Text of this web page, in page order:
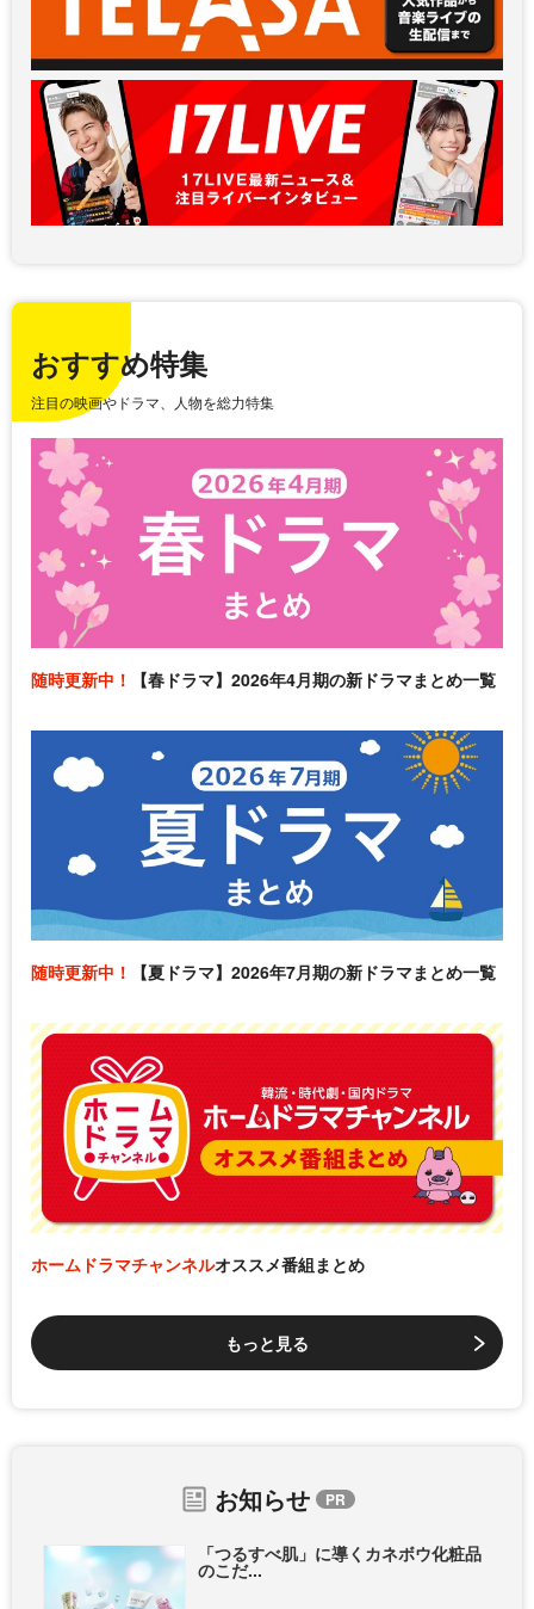
おすすめ特集
注目の映画やドラマ、人物を総力特集
随時更新中！ 【春ドラマ】2026年4月期の新ドラマまとめ一覧
随時更新中！ 【夏ドラマ】2026年7月期の新ドラマまとめ一覧
ホームドラマチャンネルオススメ番組まとめ
もっと見る
お知らせ
「つるすべ肌」に導くカネボウ化粧品
のこだ...